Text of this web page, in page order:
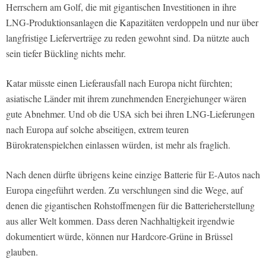
Herrschern am Golf, die mit gigantischen Investitionen in ihre
LNG-Produktionsanlagen die Kapazitäten verdoppeln und nur über
langfristige Lieferverträge zu reden gewohnt sind. Da nützte auch
sein tiefer Bückling nichts mehr.
Katar müsste einen Lieferausfall nach Europa nicht fürchten;
asiatische Länder mit ihrem zunehmenden Energiehunger wären
gute Abnehmer. Und ob die USA sich bei ihren LNG-Lieferungen
nach Europa auf solche abseitigen, extrem teuren
Bürokratenspielchen einlassen würden, ist mehr als fraglich.
Nach denen dürfte übrigens keine einzige Batterie für E-Autos nach
Europa eingeführt werden. Zu verschlungen sind die Wege, auf
denen die gigantischen Rohstoffmengen für die Batterieherstellung
aus aller Welt kommen. Dass deren Nachhaltigkeit irgendwie
dokumentiert würde, können nur Hardcore-Grüne in Brüssel
glauben.